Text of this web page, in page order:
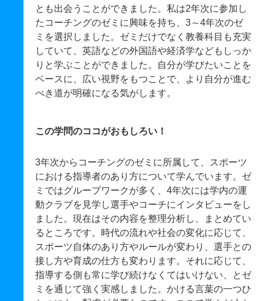
とも出会うことができました。私は2年次に参加し
たコーチングのゼミに興味を持ち、3～4年次のゼ
ミを選択しました。ゼミだけでなく教養科目も充実
していて、英語などの外国語や経済学などもしっか
りと学ぶことができました。自分が学びたいことを
ベースに、広い視野をもつことで、より自分が進む
べき道が明確になる気がします。
この学問のココがおもしろい！
3年次からコーチングのゼミに所属して、スポーツ
における指導者のあり方について学んでいます。ゼ
ミではグループワークが多く、4年次には学内の運
動クラブを見学し選手やコーチにインタビューをし
ました。現在はその内容を整理分析し、まとめてい
るところです。時代の流れや社会の変化に応じて、
スポーツ自体のあり方やルールが変わり、選手との
接し方や育成の仕方も変わります。それに応じて、
指導する側も常に学び続けなくてはいけない、とゼ
ミを通じて強く実感しました。かける言葉の一つひ